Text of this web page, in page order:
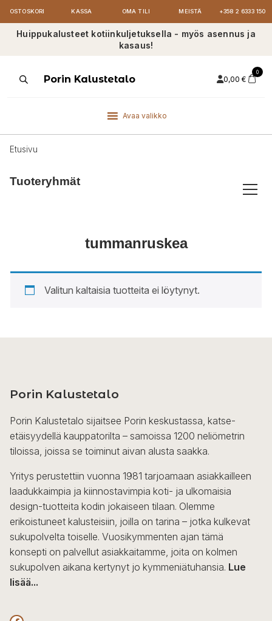
OSTOSKORI KASSA OMA TILI MEISTÄ +358 2 6333 150
Huippukalusteet kotiinkuljetuksella - myös asennus ja
kasaus!
ProductsPorin Kalustetalo 0,00 €
0
Avaa valikko
Etusivu
Tuoteryhmät
tummanruskea
Valitun kaltaisia tuotteita ei löytynyt.
Porin Kalustetalo
Porin Kalustetalo sijaitsee Porin keskustassa, katse-
etäisyydellä kauppatorilta – samoissa 1200 neliömetrin
tiloissa, joissa se toiminut aivan alusta saakka.
Yritys perustettiin vuonna 1981 tarjoamaan asiakkailleen
laadukkaimpia ja kiinnostavimpia koti- ja ulkomaisia
design-tuotteita kodin jokaiseen tilaan. Olemme
erikoistuneet kalusteisiin, joilla on tarina – jotka kulkevat
sukupolvelta toiselle. Vuosikymmenten ajan tämä
konsepti on palvellut asiakkaitamme, joita on kolmen
sukupolven aikana kertynyt jo kymmeniätuhansia. Lue
lisää...